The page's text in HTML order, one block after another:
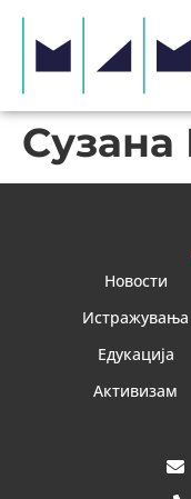
Сузана
Новости
Истражувања
Едукација
Активизам